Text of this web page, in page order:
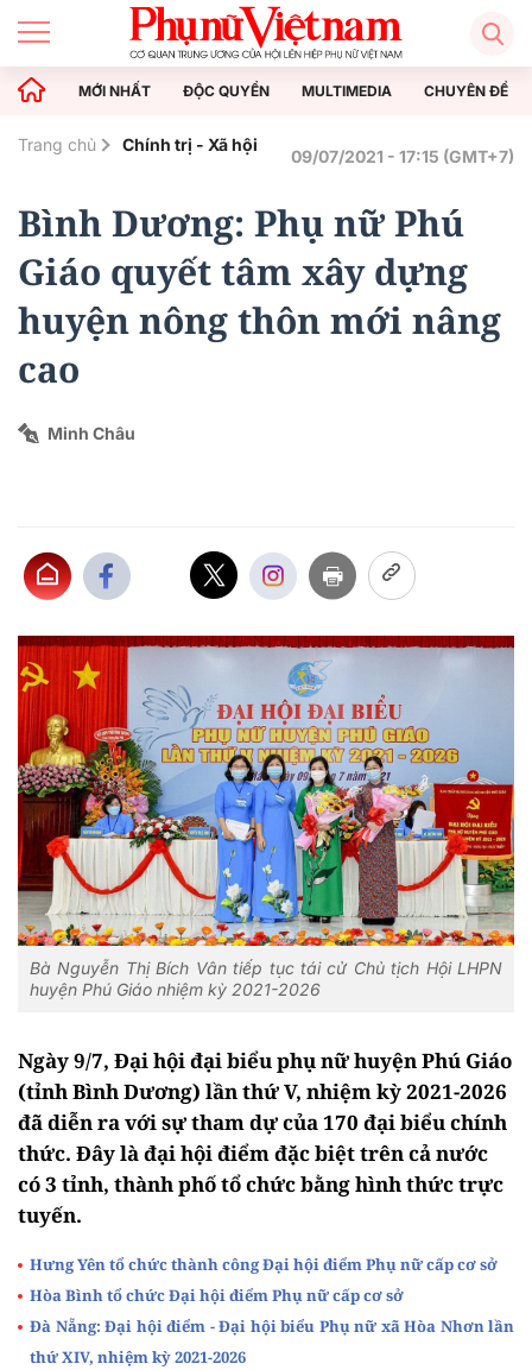
MỚI NHẤT ĐỘC QUYỀN MULTIMEDIA CHUYÊN ĐỀ
Trang chủ Chính trị - Xã hội
09/07/2021 - 17:15 (GMT+7)
Bình Dương: Phụ nữ Phú
Giáo quyết tâm xây dựng
huyện nông thôn mới nâng
cao
Minh Châu
Bà Nguyễn Thị Bích Vân tiếp tục tái cử Chủ tịch Hội LHPN
huyện Phú Giáo nhiệm kỳ 2021-2026
Ngày 9/7, Đại hội đại biểu phụ nữ huyện Phú Giáo
(tỉnh Bình Dương) lần thứ V, nhiệm kỳ 2021-2026
đã diễn ra với sự tham dự của 170 đại biểu chính
thức. Đây là đại hội điểm đặc biệt trên cả nước
có 3 tỉnh, thành phố tổ chức bằng hình thức trực
tuyến.
Hưng Yên tổ chức thành công Đại hội điểm Phụ nữ cấp cơ sở
Hòa Bình tổ chức Đại hội điểm Phụ nữ cấp cơ sở
Đà Nẵng: Đại hội điểm - Đại hội biểu Phụ nữ xã Hòa Nhơn lần
thứ XIV, nhiệm kỳ 2021-2026